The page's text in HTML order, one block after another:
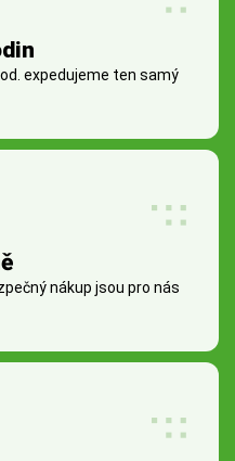
expedujeme ten samý
nákup jsou pro nás